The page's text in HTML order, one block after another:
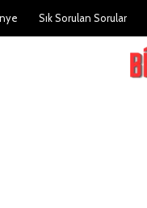
Sık Sorulan Sorular